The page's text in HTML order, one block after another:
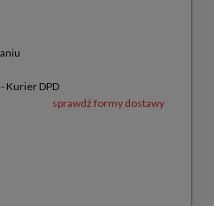
- Kurier DPD
sprawdź formy dostawy